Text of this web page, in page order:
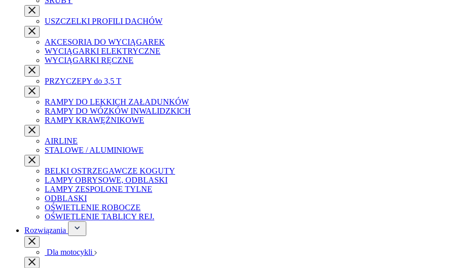
USZCZELKI PROFILI DACHÓW
AKCESORIA DO WYCIĄGAREK
WYCIĄGARKI ELEKTRYCZNE
WYCIĄGARKI RĘCZNE
PRZYCZEPY do 3,5 T
RAMPY DO LEKKICH ZAŁADUNKÓW
RAMPY DO WÓZKÓW INWALIDZKICH
RAMPY KRAWĘŻNIKOWE
AIRLINE
STALOWE / ALUMINIOWE
BELKI OSTRZEGAWCZE KOGUTY
LAMPY OBRYSOWE, ODBLASKI
LAMPY ZESPOLONE TYLNE
ODBLASKI
OŚWIETLENIE ROBOCZE
OŚWIETLENIE TABLICY REJ.
Rozwiązania
Dla motocykli